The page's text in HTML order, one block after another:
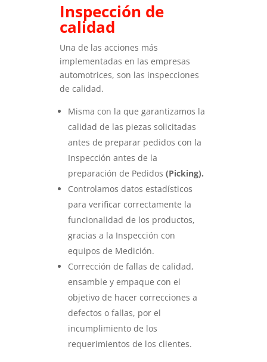
Inspección de
calidad
Una de las acciones más
implementadas en las empresas
automotrices, son las inspecciones
de calidad.
Misma con la que garantizamos la
calidad de las piezas solicitadas
antes de preparar pedidos con la
Inspección antes de la
preparación de Pedidos (Picking).
Controlamos datos estadísticos
para verificar correctamente la
funcionalidad de los productos,
gracias a la Inspección con
equipos de Medición.
Corrección de fallas de calidad,
ensamble y empaque con el
objetivo de hacer correcciones a
defectos o fallas, por el
incumplimiento de los
requerimientos de los clientes.